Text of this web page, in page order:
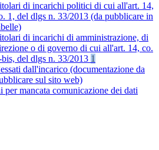
di incarichi politici di cui all'art. 14,
1, del dlgs n. 33/2013 (da pubblicare in
di incarichi di amministrazione, di
o di governo di cui all'art. 14, co.
bis, del dlgs n. 33/2013 1
dall'incarico (documentazione da
sul sito web)
per mancata comunicazione dei dati